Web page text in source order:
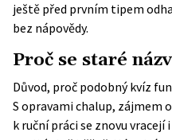
ještě před prvním tipem
bez nápovědy.
Proč se staré
Důvod, proč podobný kvíz
S opravami chalup, zájmem o
k ruční práci se znovu